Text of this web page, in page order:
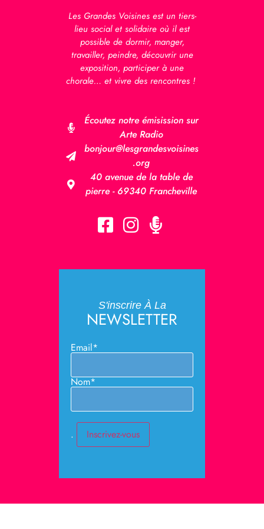
Les Grandes Voisines est un tiers-
lieu social et solidaire où il est
possible de dormir, manger,
travailler, peindre, découvrir une
exposition, participer à une
chorale… et vivre des rencontres !
Écoutez notre émisission sur
Arte Radio
bonjour@lesgrandesvoisines
.org
40 avenue de la table de
pierre - 69340 Francheville
S'inscrire À La
NEWSLETTER
Email*
Nom*
.